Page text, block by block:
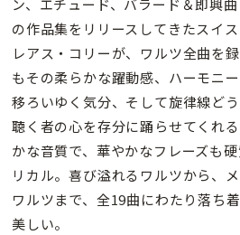
ン、エチュード、バラード＆即興
の作品集をリリースしてきたスイ
レアス・コリーが、ワルツ全曲を
もその柔らかな躍動感、ハーモニ
移ろいゆく気分、そして旋律線ど
聴く者の心を存分に踊らせてくれ
かな音質で、華やかなフレーズも
リカル。喜び溢れるワルツから、
ワルツまで、全19曲にわたり落ち
美しい。